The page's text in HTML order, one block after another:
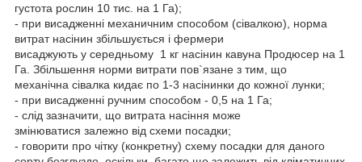
густота рослин 10 тис. на 1 Га);
- при висадженні механичним способом (сівалкою), норма
витрат насінин збільшується і фермери
висаджують у середньому 1 кг насінин кавуна Продюсер на 1
Га. Збільшення норми витрати пов`язане з тим, що
механічна сівалка кидає по 1-3 насінинки до кожної лунки;
- при висадженні ручним способом - 0,5 на 1 Га;
- слід зазначити, що витрата насіння може
змінюватися залежно від схеми посадки;
- говорити про чітку (конкретну) схему посадки для даного